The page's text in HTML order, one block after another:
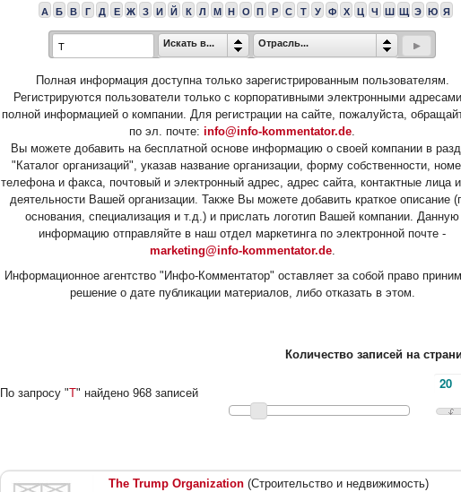
А
Б В Г Д Е Ж З И Й К Л М Н О П Р С Т У Ф Х Ц Ч Ш Щ Э Ю Я
Искать в... Отрасль...
Полная информация доступна только зарегистрированным пользователям.
Регистрируются пользователи только с корпоративными электронными
полной информацией о компании. Для регистрации на сайте, пожалуйста,
по эл. почте: info@info-kommentator.de.
Вы можете добавить на бесплатной основе информацию о своей компании в
"Каталог организаций", указав название организации, форму собственности,
телефона и факса, почтовый и электронный адрес, адрес сайта, контактные лица
деятельности Вашей организации. Также Вы можете добавить краткое описание
основания, специализация и т.д.) и прислать логотип Вашей компании. Данную
информацию отправляйте в наш отдел маркетинга по электронной почте -
marketing@info-kommentator.de.
Информационное агентство "Инфо-Комментатор" оставляет за собой право
решение о дате публикации материалов, либо отказать в этом.
По запросу "T" найдено 968 записей
Количество записей на
The Trump Organization (Строительство и недвижимость)